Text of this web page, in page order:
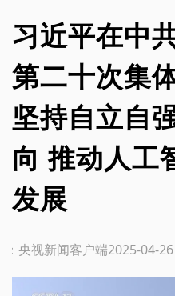
习近平在中
第二十次集
坚持自立自
向 推动人工
发展
2025-04-
：央视新闻客户端